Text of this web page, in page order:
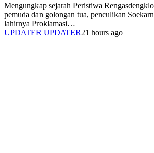
Mengungkap sejarah Peristiwa
pemuda dan golongan tua, penculikan
lahirnya Proklamasi…
UPDATER UPDATER21 hours ago